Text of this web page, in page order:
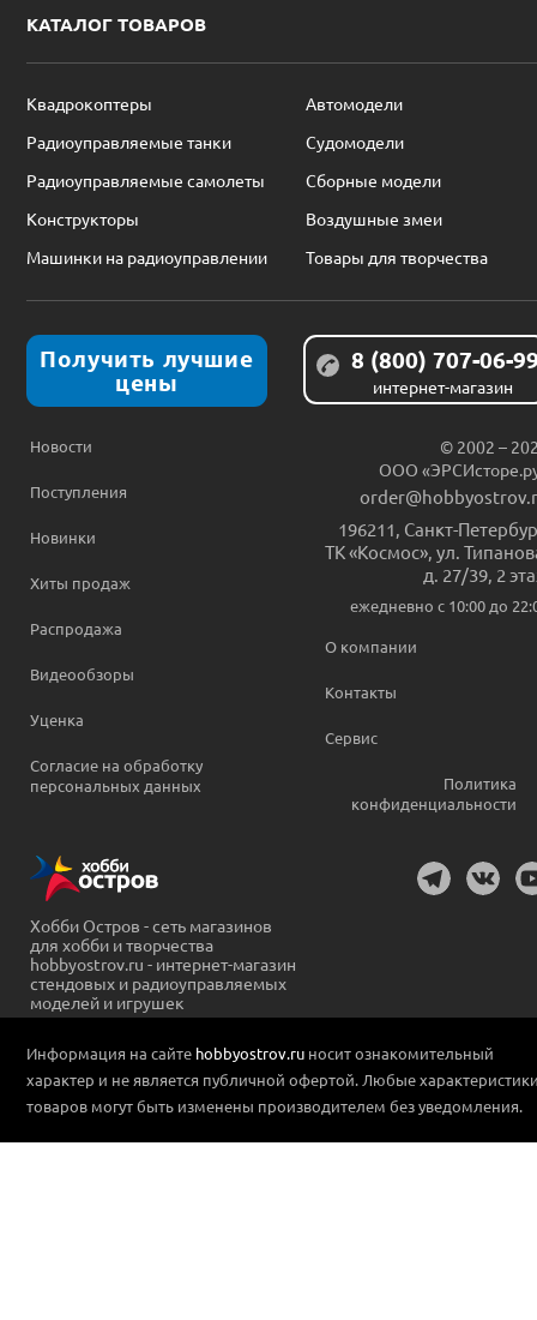
КАТАЛОГ ТОВАРОВ
Квадрокоптеры
Автомодели
Радиоуправляемые танки
Судомодели
Радиоуправляемые самолеты
Сборные модели
Конструкторы
Воздушные змеи
Машинки на радиоуправлении
Товары для творчества
Получить лучшие
цены
8 (800) 707-06-
интернет-магазин
Новости
Поступления
Новинки
Хиты продаж
Распродажа
Видеообзоры
Уценка
Согласие на обработку
персональных данных
© 2002 –
ООО
196211, Санкт-
ТК «Космос», ул.
д. 27/39, 2
ежедневно c 10:00 до
О компании
Контакты
Сервис
Политика
конфиденциальности
Хобби Остров - сеть магазинов
для хобби и творчества
hobbyostrov.ru - интернет-магазин
стендовых и радиоуправляемых
моделей и игрушек
Информация на сайте hobbyostrov.ru носит ознакомительный
характер и не является публичной офертой. Любые
товаров могут быть изменены производителем без уведомления.